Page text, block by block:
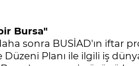
Bursa"
sonra BUSİAD'ın iftar
Düzeni Planı ile ilgili iş